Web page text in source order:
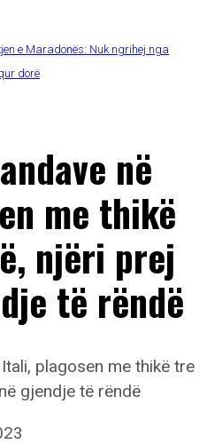
e Maradonës: Nuk ngrihej nga
dorë
në
me thikë
njëri prej
të rëndë